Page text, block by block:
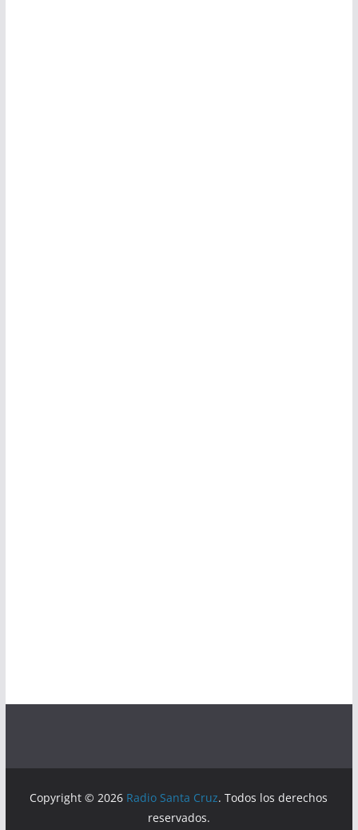
Copyright © 2026 Radio Santa Cruz. Todos los derechos
reservados.